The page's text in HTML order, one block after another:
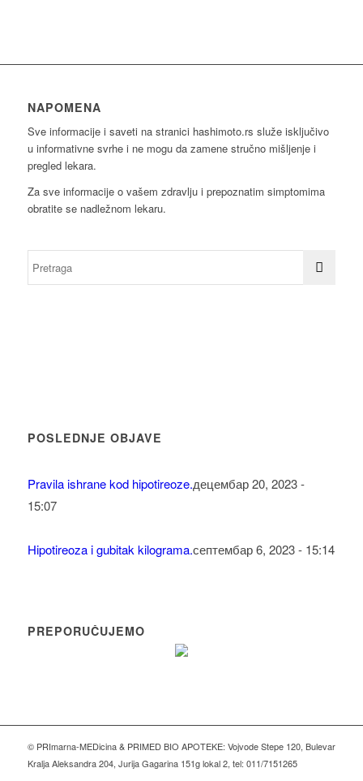
NAPOMENA
Sve informacije i saveti na stranici hashimoto.rs služe isključivo
u informativne svrhe i ne mogu da zamene stručno mišljenje i
pregled lekara.
Za sve informacije o vašem zdravlju i prepoznatim simptomima
obratite se nadležnom lekaru.
POSLEDNJE OBJAVE
Pravila ishrane kod hipotireoze.децембар 20, 2023 -
15:07
Hipotireoza i gubitak kilograma.септембар 6, 2023 - 15:14
PREPORUČUJEMO
© PRImarna-MEDicina & PRIMED BIO APOTEKE: Vojvode Stepe 120, Bulevar
Kralja Aleksandra 204, Jurija Gagarina 151g lokal 2, tel: 011/7151265